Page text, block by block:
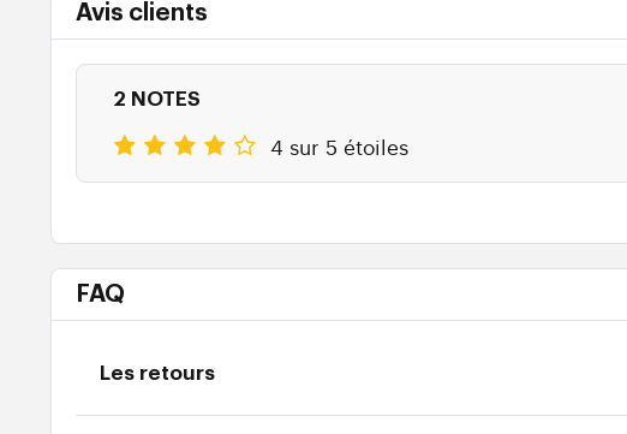
Avis clients
2 NOTES
4 sur 5 étoiles
FAQ
Les retours